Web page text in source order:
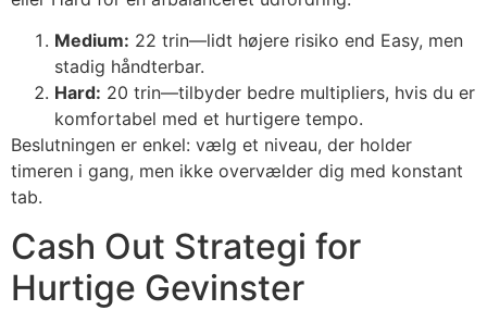
Medium: 22 trin—lidt højere risiko end Easy, men
stadig håndterbar.
Hard: 20 trin—tilbyder bedre multipliers, hvis du er
komfortabel med et hurtigere tempo.
Beslutningen er enkel: vælg et niveau, der holder
timeren i gang, men ikke overvælder dig med konstant
tab.
Cash Out Strategi for
Hurtige Gevinster